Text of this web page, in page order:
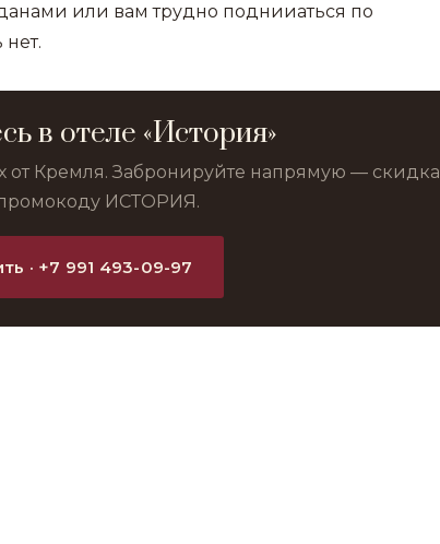
или вам трудно поднииаться по
нет.
в отеле «История»
от Кремля. Забронируйте напрямую — скидка
промокоду ИСТОРИЯ.
· +7 991 493-09-97